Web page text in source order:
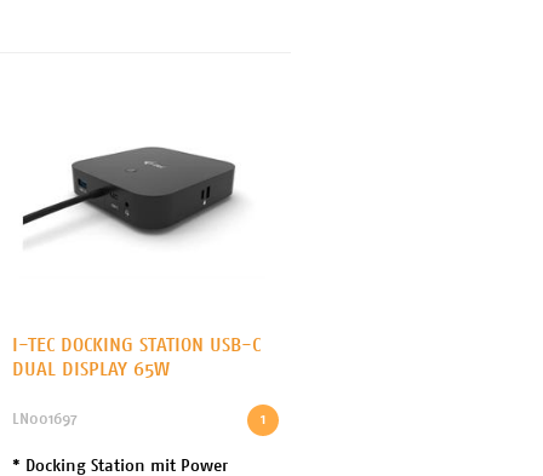
I-TEC DOCKING STATION USB-C
DUAL DISPLAY 65W
1
LN001697
* Docking Station mit Power